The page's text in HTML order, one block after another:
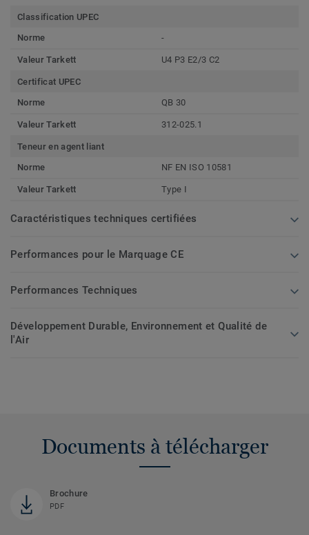
Classification UPEC
Norme
-
Valeur Tarkett U4 P3 E2/3 C2
Certificat UPEC
Norme
QB 30
Valeur Tarkett 312-025.1
Teneur en agent liant
Norme
NF EN ISO 10581
Valeur Tarkett Type I
Caractéristiques techniques certifiées
Performances pour le Marquage CE
Performances Techniques
Développement Durable, Environnement et Qualité de
l'Air
Documents à télécharger
Brochure
PDF